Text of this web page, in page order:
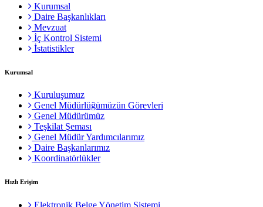
Kurumsal
Daire Başkanlıkları
Mevzuat
İç Kontrol Sistemi
İstatistikler
Kurumsal
Kuruluşumuz
Genel Müdürlüğümüzün Görevleri
Genel Müdürümüz
Teşkilat Şeması
Genel Müdür Yardımcılarımız
Daire Başkanlarımız
Koordinatörlükler
Hızlı Erişim